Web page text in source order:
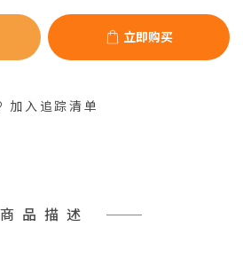
立即购买
加入追踪清单
商品描述